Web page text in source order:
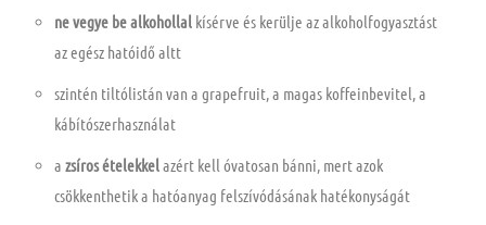
ne vegye be alkohollal kísérve és kerülje az alkoholfogyasztást
az egész hatóidő altt
szintén tiltólistán van a grapefruit, a magas koffeinbevitel, a
kábítószerhasználat
a zsíros ételekkelazért kell óvatosan bánni, mert azok
csökkenthetik a hatóanyag felszívódásának hatékonyságát